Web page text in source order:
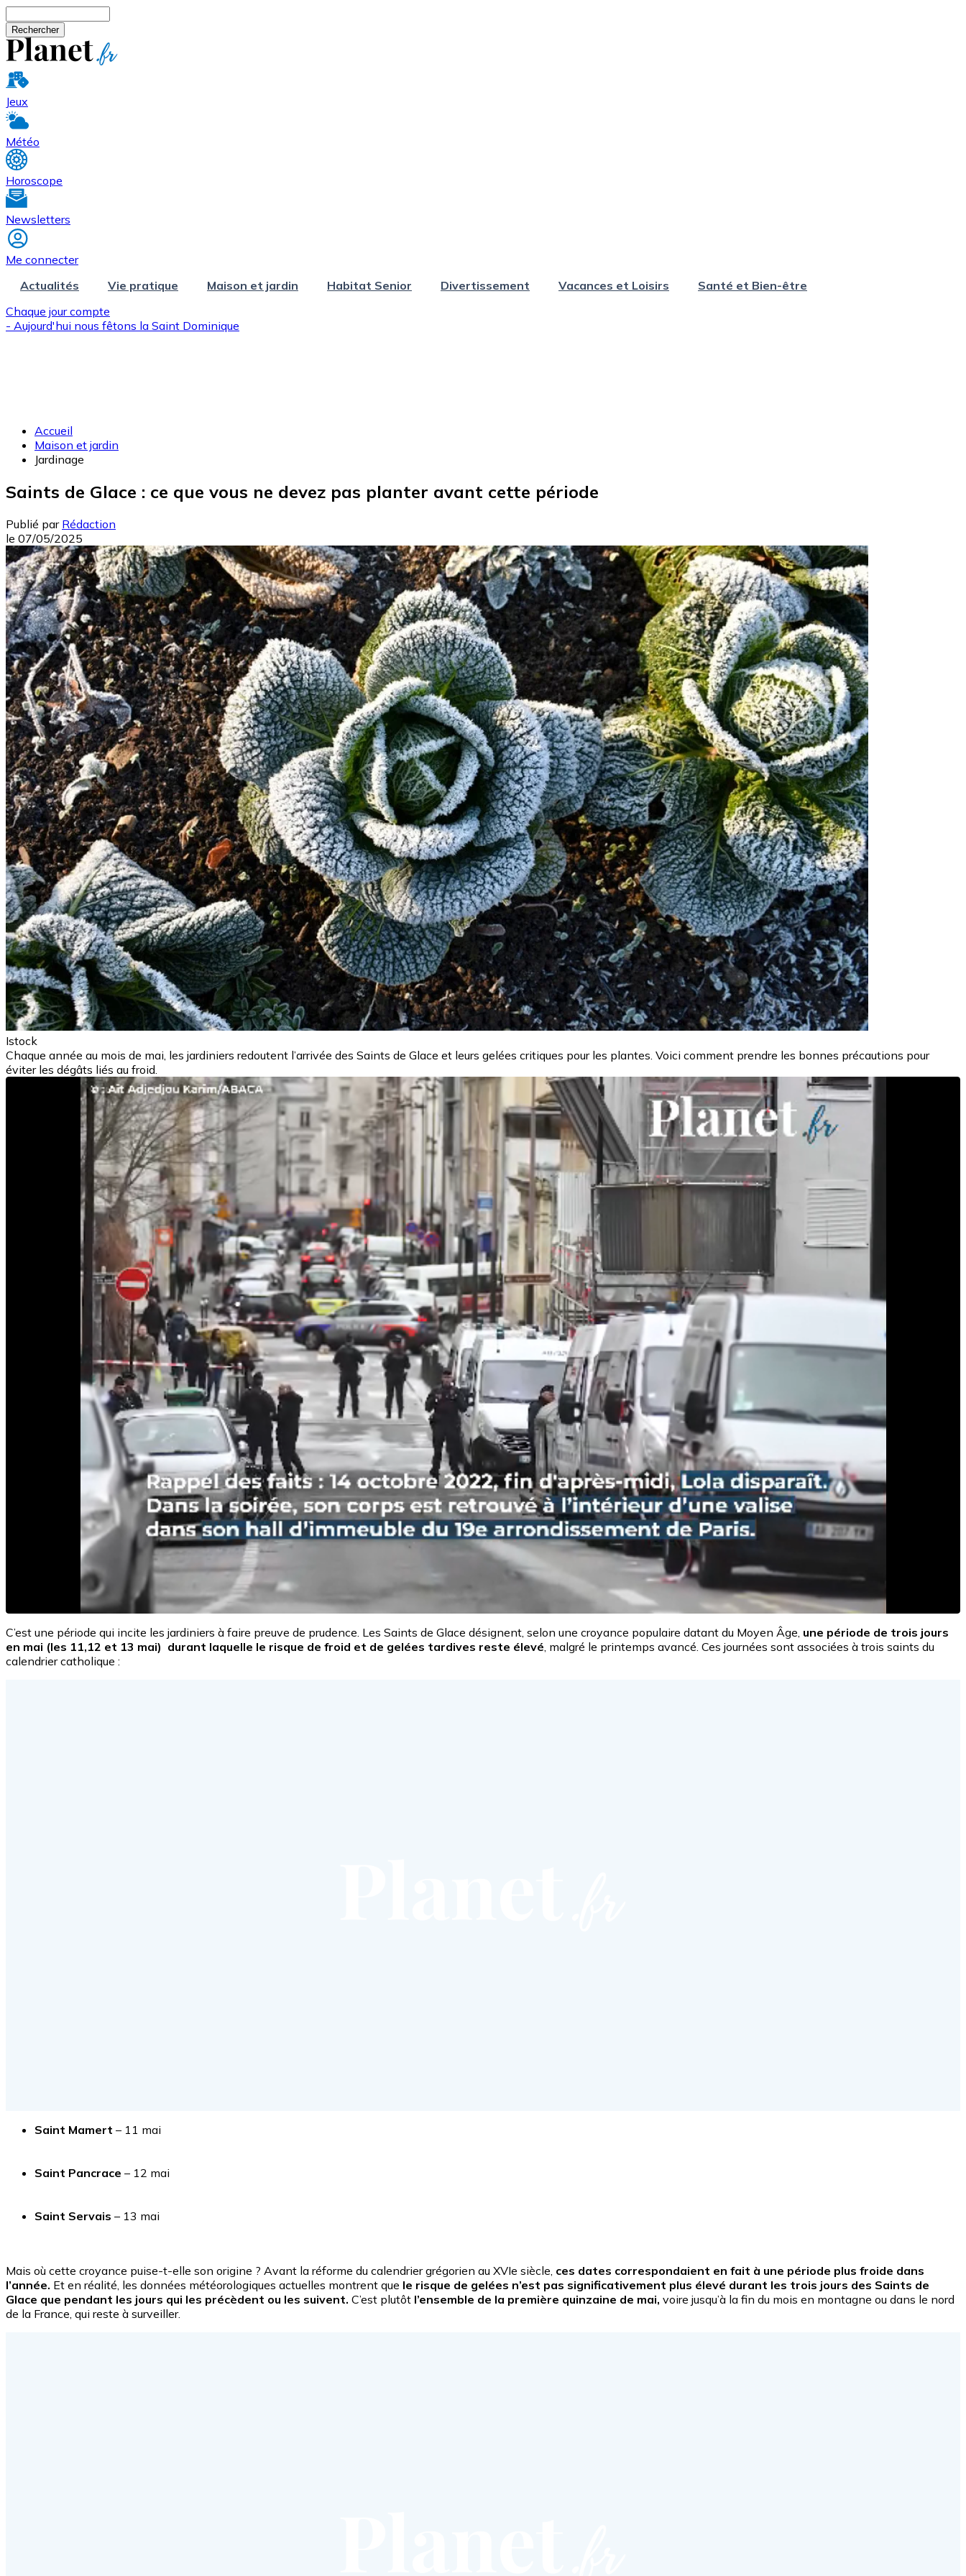
Jeux
Météo
Horoscope
Newsletters
Me connecter
Actualités
Vie pratique Maison et jardin Habitat Senior Divertissement Vacances et Loisirs
Santé et Bien-être
Chaque jour compte
- Aujourd'hui nous fêtons la Saint Dominique
Accueil
Maison et jardin
Jardinage
Saints de Glace : ce que vous ne devez pas planter avant cette période
Publié par Rédaction
le 07/05/2025
Istock
Chaque année au mois de mai, les jardiniers redoutent l’arrivée des Saints de Glace et leurs gelées critiques pour les plantes. Voici comment prendre les bonnes précautions pour
éviter les dégâts liés au froid.
C’est une période qui incite les jardiniers à faire preuve de prudence. Les Saints de Glace désignent, selon une croyance populaire datant du Moyen Âge, une période de trois jours
en mai (les 11,12 et 13 mai) durant laquelle le risque de froid et de gelées tardives reste élevé , malgré le printemps avancé. Ces journées sont associées à trois saints du
calendrier catholique :
Saint Mamert – 11 mai
Saint Pancrace – 12 mai
Saint Servais – 13 mai
Mais où cette croyance puise-t-elle son origine ? Avant la réforme du calendrier grégorien au XVIe siècle, ces dates correspondaient en fait à une période plus froide dans
l’année. Et en réalité, les données météorologiques actuelles montrent que le risque de gelées n’est pas significativement plus élevé durant les trois jours des Saints de
Glace que pendant les jours qui les précèdent ou les suivent. C’est plutôt l’ensemble de la première quinzaine de mai, voire jusqu’à la fin du mois en montagne ou dans le nord
de la France, qui reste à surveiller.